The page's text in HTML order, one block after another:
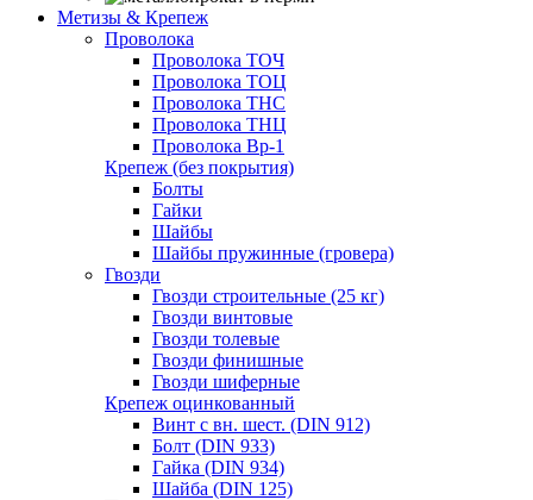
Метизы & Крепеж
Проволока
Проволока ТОЧ
Проволока ТОЦ
Проволока ТНС
Проволока ТНЦ
Проволока Вр-1
Крепеж (без покрытия)
Болты
Гайки
Шайбы
Шайбы пружинные (гровера)
Гвозди
Гвозди строительные (25 кг)
Гвозди винтовые
Гвозди толевые
Гвозди финишные
Гвозди шиферные
Крепеж оцинкованный
Винт с вн. шест. (DIN 912)
Болт (DIN 933)
Гайка (DIN 934)
Шайба (DIN 125)